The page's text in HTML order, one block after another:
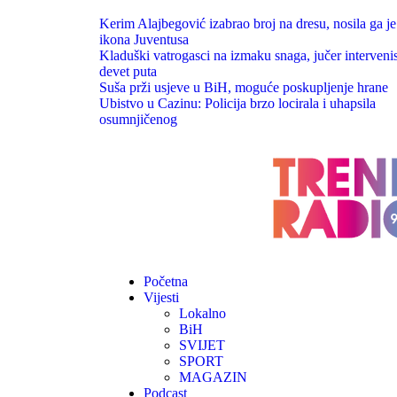
Kerim Alajbegović izabrao broj na dresu, nosila ga je
ikona Juventusa
Kladuški vatrogasci na izmaku snaga, jučer
devet puta
Suša prži usjeve u BiH, moguće poskupljenje hrane
Ubistvo u Cazinu: Policija brzo locirala i uhapsila
osumnjičenog
Početna
Vijesti
Lokalno
BiH
SVIJET
SPORT
MAGAZIN
Podcast